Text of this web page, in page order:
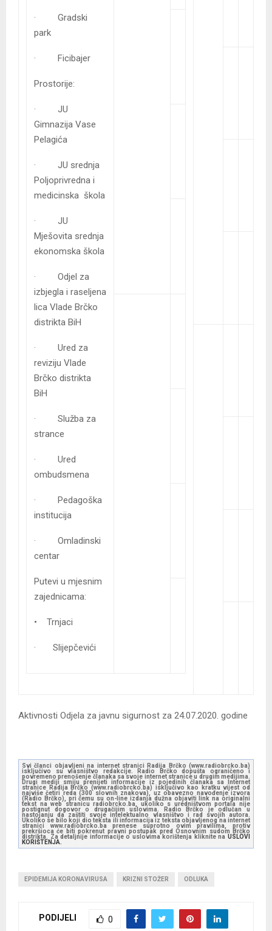
· Gradski
park
· Ficibajer
Prostorije:
· JU
Gimnazija Vase
Pelagića
· JU srednja
Poljoprivredna i
medicinska škola
· JU
Mješovita srednja
ekonomska škola
· Odjel za
izbjegla i raseljena
lica Vlade Brčko
distrikta BiH
· Ured za
reviziju Vlade
Brčko distrikta
BiH
· Služba za
strance
· Ured
ombudsmena
· Pedagoška
institucija
· Omladinski
centar
Putevi u mjesnim
zajednicama:
• Trnjaci
· Slijepčevići
Aktivnosti Odjela za javnu sigurnost za 24.07.2020. godine
Svi članci objavljeni na internet stranici Radija Brčko (www.radiobrcko.ba)
isključivo su vlasništvo redakcije. Radio Brčko dopušta ograničeno i
povremeno prenošenje članaka sa svoje internet stranice u drugim medijima.
Drugi mediji smiju prenijeti informacije iz pojedinih članaka sa Internet
stranice Radija Brčko (www.radiobrcko.ba) isključivo kao kratku vijest od
najviše četiri reda (300 slovnih znakova), uz obavezno navođenje izvora
(Radio Brčko), pri čemu su on-line izdanja dužna objaviti link na originalni
tekst na web stranicu radiobrcko.ba, ukoliko s uredništvom portala nije
postignut dogovor o drugačijim uslovima. Radio Brčko je odlučan u
nastojanju da zaštiti svoje intelektualno vlasništvo i rad svojih autora.
Ukoliko se bilo koji dio teksta ili informacija iz teksta objavljenog na internet
stranici www.radiobrcko.ba prenese suprotno ovim pravilima, protiv
prekršioca će biti pokrenut pravni postupak pred Osnovnim sudom Brčko
distrikta. Za detaljnije informacije o uslovima korištenja kliknite na USLOVI
KORIŠTENJA.
EPIDEMIJA KORONAVIRUSA KRIZNI STOŽER ODLUKA
PODIJELI 0